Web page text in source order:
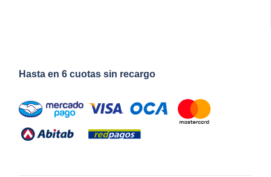
Hasta en 6 cuotas sin recargo